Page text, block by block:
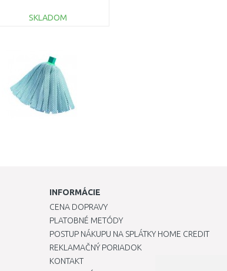
SKLADOM
Porovnať
INFORMÁCIE
CENA DOPRAVY
PLATOBNÉ METÓDY
POSTUP NÁKUPU NA SPLÁTKY HOME CREDIT
REKLAMAČNÝ PORIADOK
KONTAKT